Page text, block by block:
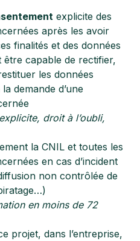
explicite des
après les avoir
finalités et des données
capable de rectifier,
les données
demande d’une
droit à l’oubli,
la CNIL et toutes les
en cas d’incident
non contrôlée de
en moins de 72
projet, dans l’entreprise,